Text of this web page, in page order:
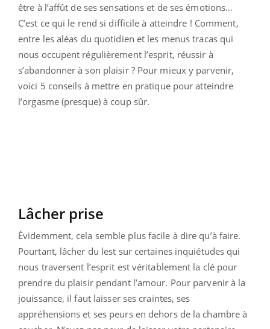
être à l’affût de ses sensations et de ses émotions…
C’est ce qui le rend si difficile à atteindre ! Comment,
entre les aléas du quotidien et les menus tracas qui
nous occupent régulièrement l’esprit, réussir à
s’abandonner à son plaisir ? Pour mieux y parvenir,
voici 5 conseils à mettre en pratique pour atteindre
l’orgasme (presque) à coup sûr.
Lâcher prise
Évidemment, cela semble plus facile à dire qu’à faire.
Pourtant, lâcher du lest sur certaines inquiétudes qui
nous traversent l’esprit est véritablement la clé pour
prendre du plaisir pendant l’amour. Pour parvenir à la
jouissance, il faut laisser ses craintes, ses
appréhensions et ses peurs en dehors de la chambre à